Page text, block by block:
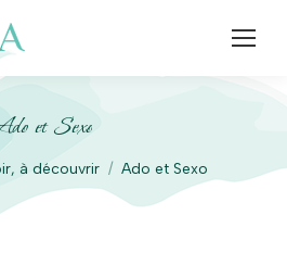
et Sexo
à découvrir Ado et Sexo